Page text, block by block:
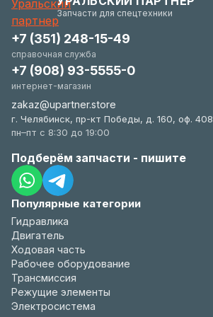
удобстве.Запчасти для спецтехники
Популярные категории
Гидравлика
Двигатель
Ходовая часть
Рабочее оборудование
Трансмиссия
Режущие элементы
Электросистема
+7 (351) 248-15-49
справочная служба
+7 (908) 93-5555-0
интернет-магазин
zakaz@upartner.store
г. Челябинск, пр-кт Победы, д. 160, оф. 408
пн–пт с 8:30 до 19:00
Подберём запчасти - пишите